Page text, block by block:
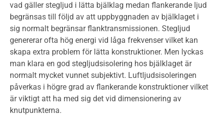
vad gäller stegljud i lätta bjälklag medan flankerande ljud
begränsas till följd av att uppbyggnaden av bjälklaget i
sig normalt begränsar flanktransmissionen. Stegljud
genererar ofta hög energi vid låga frekvenser vilket kan
skapa extra problem för lätta konstruktioner. Men lyckas
man klara en god stegljudsisolering hos bjälklaget är
normalt mycket vunnet subjektivt. Luftljudsisoleringen
påverkas i högre grad av flankerande konstruktioner vilket
är viktigt att ha med sig det vid dimensionering av
knutpunkterna.